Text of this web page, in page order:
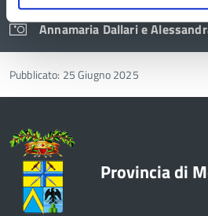
Annamaria Dallari e
Pubblicato: 25 Giugno 2025
Provincia di